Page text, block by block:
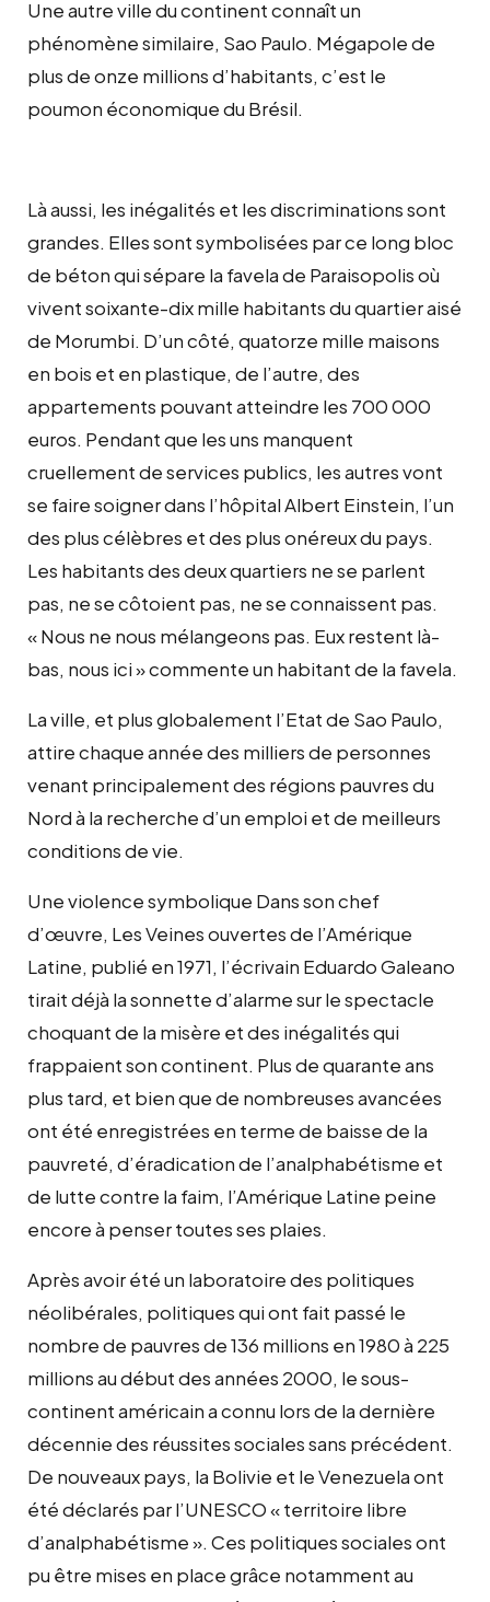
Une autre ville du continent connaît un
phénomène similaire, Sao Paulo. Mégapole de
plus de onze millions d’habitants, c’est le
poumon économique du Brésil.
Là aussi, les inégalités et les discriminations sont
grandes. Elles sont symbolisées par ce long bloc
de béton qui sépare la favela de Paraisopolis où
vivent soixante-dix mille habitants du quartier aisé
de Morumbi. D’un côté, quatorze mille maisons
en bois et en plastique, de l’autre, des
appartements pouvant atteindre les 700 000
euros. Pendant que les uns manquent
cruellement de services publics, les autres vont
se faire soigner dans l’hôpital Albert Einstein, l’un
des plus célèbres et des plus onéreux du pays.
Les habitants des deux quartiers ne se parlent
pas, ne se côtoient pas, ne se connaissent pas.
« Nous ne nous mélangeons pas. Eux restent là-
bas, nous ici » commente un habitant de la favela.
La ville, et plus globalement l’Etat de Sao Paulo,
attire chaque année des milliers de personnes
venant principalement des régions pauvres du
Nord à la recherche d’un emploi et de meilleurs
conditions de vie.
Une violence symbolique Dans son chef
d’œuvre, Les Veines ouvertes de l’Amérique
Latine, publié en 1971, l’écrivain Eduardo Galeano
tirait déjà la sonnette d’alarme sur le spectacle
choquant de la misère et des inégalités qui
frappaient son continent. Plus de quarante ans
plus tard, et bien que de nombreuses avancées
ont été enregistrées en terme de baisse de la
pauvreté, d’éradication de l’analphabétisme et
de lutte contre la faim, l’Amérique Latine peine
encore à penser toutes ses plaies.
Après avoir été un laboratoire des politiques
néolibérales, politiques qui ont fait passé le
nombre de pauvres de 136 millions en 1980 à 225
millions au début des années 2000, le sous-
continent américain a connu lors de la dernière
décennie des réussites sociales sans précédent.
De nouveaux pays, la Bolivie et le Venezuela ont
été déclarés par l’UNESCO « territoire libre
d’analphabétisme ». Ces politiques sociales ont
pu être mises en place grâce notamment au